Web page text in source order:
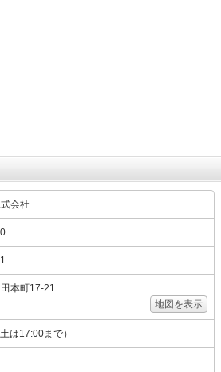
会社
本町17-21
地図を表示
は17:00まで）